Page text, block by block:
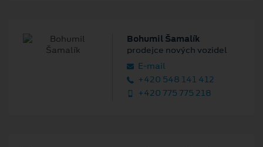
Bohumil Šamalík
prodejce nových vozidel
E‑mail
+420 548 141 412
+420 775 775 218